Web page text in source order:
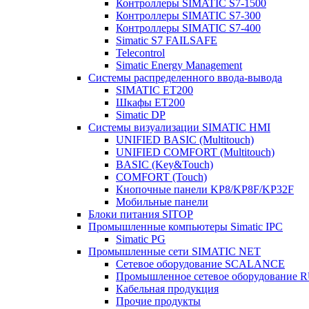
Контроллеры SIMATIC S7-1500
Контроллеры SIMATIC S7-300
Контроллеры SIMATIC S7-400
Simatic S7 FAILSAFE
Telecontrol
Simatic Energy Management
Системы распределенного ввода-вывода
SIMATIC ET200
Шкафы ET200
Simatic DP
Системы визуализации SIMATIC HMI
UNIFIED BASIC (Multitouch)
UNIFIED COMFORT (Multitouch)
BASIC (Key&Touch)
COMFORT (Touch)
Кнопочные панели KP8/KP8F/KP32F
Мобильные панели
Блоки питания SITOP
Промышленные компьютеры Simatic IPC
Simatic PG
Промышленные сети SIMATIC NET
Сетевое оборудование SCALANCE
Промышленное сетевое оборудование
Кабельная продукция
Прочие продукты